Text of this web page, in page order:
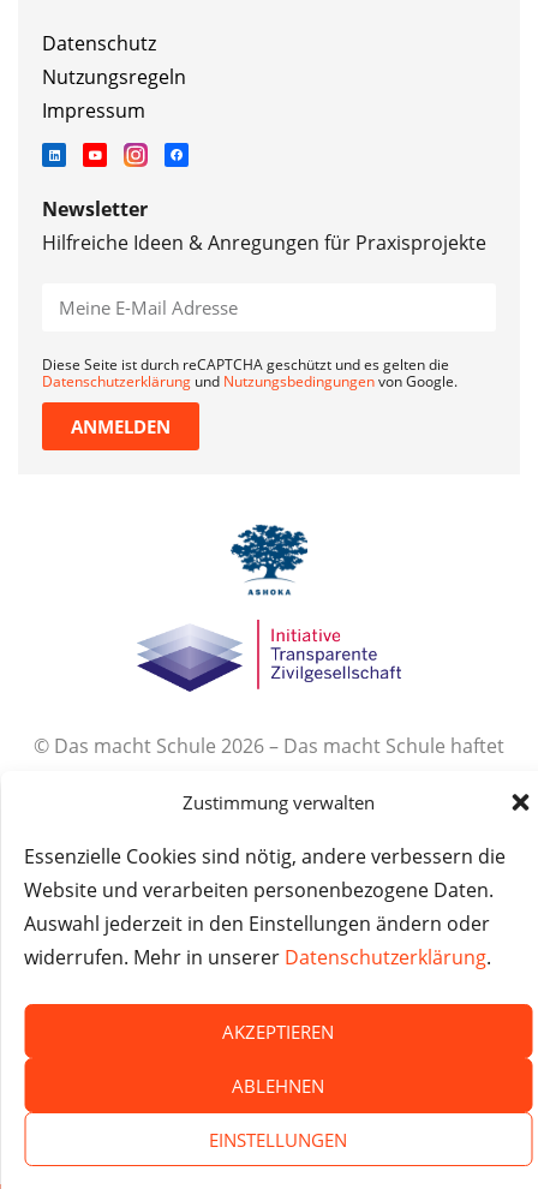
Zustimmung verwalten
Essenzielle Cookies sind nötig, andere verbessern die
Website und verarbeiten personenbezogene Daten.
Auswahl jederzeit in den Einstellungen ändern oder
widerrufen. Mehr in unserer Datenschutzerklärung.
AKZEPTIEREN
ABLEHNEN
EINSTELLUNGEN
Datenschutz
Nutzungsregeln
Impressum
Newsletter
Hilfreiche Ideen & Anregungen für Praxisprojekte
Diese Seite ist durch reCAPTCHA geschützt und es gelten die
Datenschutzerklärung und Nutzungsbedingungenvon Google.
ANMELDEN
© Das macht Schule 2026 – Das macht Schule haftet